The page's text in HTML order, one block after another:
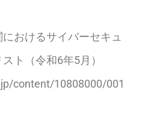
おけるサイバーセキュ
ト（令和6年5月）
content/10808000/001